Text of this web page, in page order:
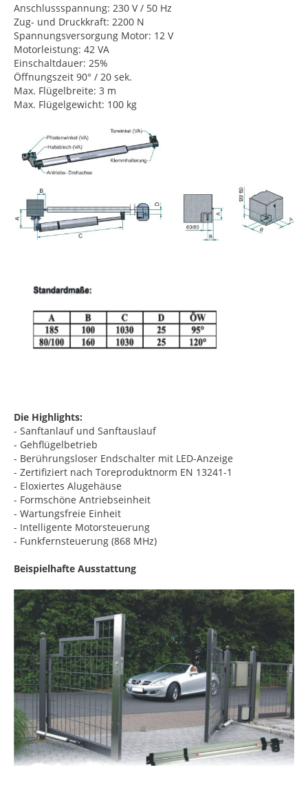
Anschlussspannung: 230 V / 50 Hz
Zug- und Druckkraft: 2200 N
Spannungsversorgung Motor: 12 V
Motorleistung: 42 VA
Einschaltdauer: 25%
Öffnungszeit 90° / 20 sek.
Max. Flügelbreite: 3 m
Max. Flügelgewicht: 100 kg
Die Highlights:
- Sanftanlauf und Sanftauslauf
- Gehflügelbetrieb
- Berührungsloser Endschalter mit LED-Anzeige
- Zertifiziert nach Toreproduktnorm EN 13241-1
- Eloxiertes Alugehäuse
- Formschöne Antriebseinheit
- Wartungsfreie Einheit
- Intelligente Motorsteuerung
- Funkfernsteuerung (868 MHz)
Beispielhafte Ausstattung